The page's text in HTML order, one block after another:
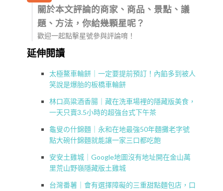
關於本文評論的商家、商品、景點、議
題、方法，你給幾顆星呢？
歡迎一起點擊星號參與評論唷！
延伸閱讀
太極鰲車輪餅｜一定要提前預訂！內餡多到被人
笑說是爆胎的板橋車輪餅
林口高粱酒香腸｜藏在洗車場裡的隱藏版美食，
一天只賣3.5小時的超強台式下午茶
龜叟の什錦麵｜永和在地最強50年麵攤老字號
點大碗什錦麵就能讓一家三口都吃飽
安安土雞城｜Google地圖沒有地址開在金山萬
里荒山野嶺隱藏版土雞城
台灣番薯｜會有選擇障礙的三重甜點麵包店，口